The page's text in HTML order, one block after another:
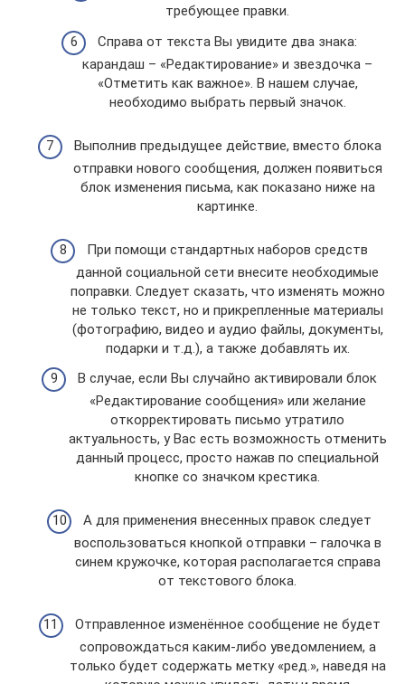
требующее правки.
Справа от текста Вы увидите два знака:
карандаш – «Редактирование» и звездочка –
«Отметить как важное». В нашем случае,
необходимо выбрать первый значок.
Выполнив предыдущее действие, вместо блока
отправки нового сообщения, должен появиться
блок изменения письма, как показано ниже на
картинке.
При помощи стандартных наборов средств
данной социальной сети внесите необходимые
поправки. Следует сказать, что изменять можно
не только текст, но и прикрепленные материалы
(фотографию, видео и аудио файлы, документы,
подарки и т.д.), а также добавлять их.
В случае, если Вы случайно активировали блок
«Редактирование сообщения» или желание
откорректировать письмо утратило
актуальность, у Вас есть возможность отменить
данный процесс, просто нажав по специальной
кнопке со значком крестика.
А для применения внесенных правок следует
воспользоваться кнопкой отправки – галочка в
синем кружочке, которая располагается справа
от текстового блока.
Отправленное изменённое сообщение не будет
сопровождаться каким-либо уведомлением, а
только будет содержать метку «ред.», наведя на